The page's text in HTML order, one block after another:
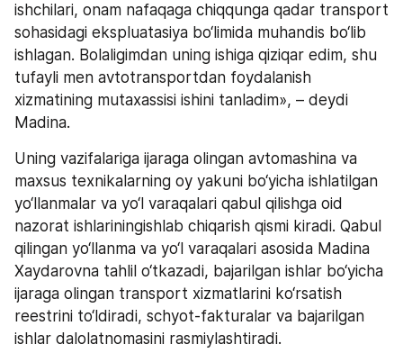
ishchilari, onam nafaqaga chiqqunga qadar transport
sohasidagi ekspluatasiya bo‘limida muhandis bo‘lib
ishlagan. Bolaligimdan uning ishiga qiziqar edim, shu
tufayli men avtotransportdan foydalanish
xizmatining mutaxassisi ishini tanladim», – deydi
Madina.
Uning vazifalariga ijaraga olingan avtomashina va
maxsus texnikalarning oy yakuni bo‘yicha ishlatilgan
yo‘llanmalar va yo‘l varaqalari qabul qilishga oid
nazorat ishlariningishlab chiqarish qismi kiradi. Qabul
qilingan yo‘llanma va yo‘l varaqalari asosida Madina
Xaydarovna tahlil o‘tkazadi, bajarilgan ishlar bo‘yicha
ijaraga olingan transport xizmatlarini ko‘rsatish
reestrini to‘ldiradi, schyot-fakturalar va bajarilgan
ishlar dalolatnomasini rasmiylashtiradi.